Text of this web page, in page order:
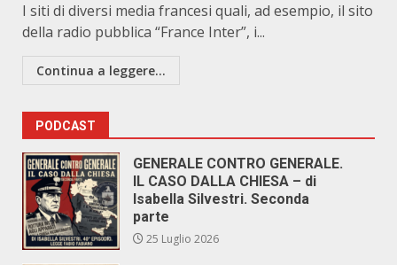
I siti di diversi media francesi quali, ad esempio, il sito
della radio pubblica “France Inter”, i...
Continua a leggere...
PODCAST
GENERALE CONTRO GENERALE.
IL CASO DALLA CHIESA – di
Isabella Silvestri. Seconda
parte
25 Luglio 2026